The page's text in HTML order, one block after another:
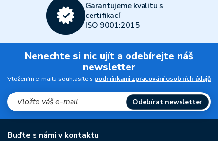
Garantujeme kvalitu s
certifikací
ISO 9001:2015
Nenechte si nic ujít a odebírejte náš
newsletter
Vložením e-mailu souhlasíte s podmínkami zpracování osobních údajů
Odebírat newsletter
Buďte s námi v kontaktu